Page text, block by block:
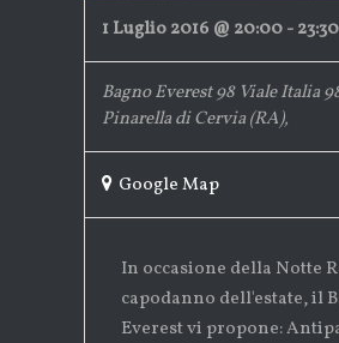
1 Luglio 2016 @ 20:00-23:30
Bagno Everest 98 Viale Italia
Pinarella di Cervia (RA),
Google Map
In occasione della Notte
capodanno dell'estate, il
Everest vi propone: